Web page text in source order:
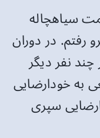
سیاهچاله
رفتم. در دوران
چند نفر دیگر
به خودارضایی
سپری